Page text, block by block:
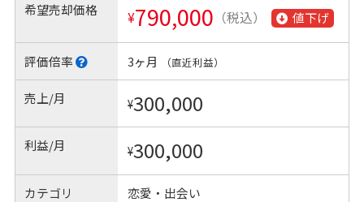
希望売却価格 ¥790,000 （税込） 値下げ
評価倍率 3ヶ月 （直近利益）
売上/月 ¥300,000
利益/月 ¥300,000
カテゴリ 恋愛・出会い